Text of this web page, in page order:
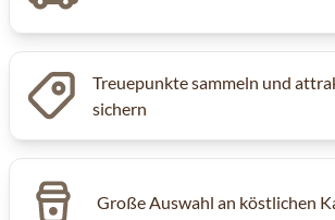
Treuepunkte sammeln und
sichern
Große Auswahl an köstlichen